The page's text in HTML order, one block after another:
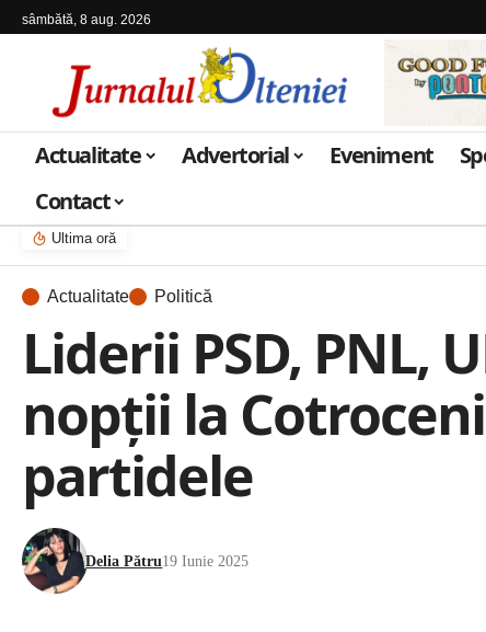
sâmbătă, 8 aug. 2026
Actualitate Advertorial Eveniment
Contact
Ultima oră
Actualitate Politică
Liderii PSD, PNL,
nopții la
partidele
Delia Pătru19 Iunie 2025